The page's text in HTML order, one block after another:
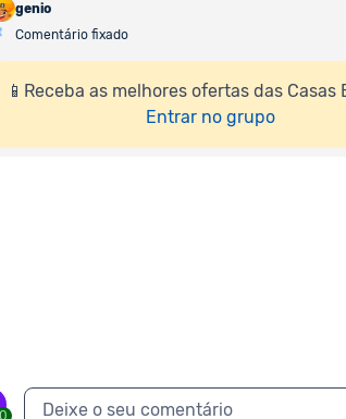
genio
Comentário fixado
📱Receba as melhores ofertas das
Entrar no grupo
0 Deixe o seu comentário